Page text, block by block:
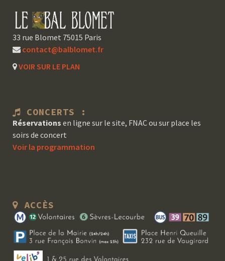
33 rue Blomet 75015 Paris
contact@balblomet.fr
VOIR SUR LE PLAN
CONCERTS :
Réservations en ligne sur le site, FNAC ou sur place les
soirs de concert
Voir la programmation
ACCÈS